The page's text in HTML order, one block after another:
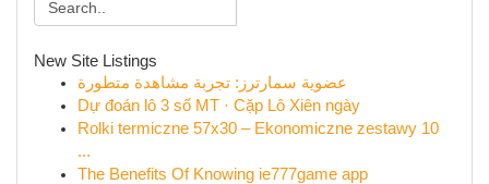
New Site Listings
عضوية سمارترز: تجربة مشاهدة متطورة
Dự đoán lô 3 số MT · Cặp Lô Xiên ngày
Rolki termiczne 57x30 – Ekonomiczne zestawy 10
...
The Benefits Of Knowing ie777game app